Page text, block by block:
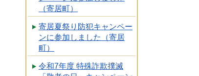
（寄居町）
寄居夏祭り防犯キャンペー
ンに参加しました（寄居
町）
令和7年度 特殊詐欺撲滅